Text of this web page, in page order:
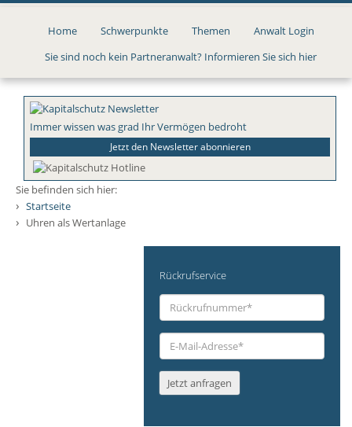
Direkt
Home Schwerpunkte Themen
Anwalt Login
Sie sind noch kein Partneranwalt? Informieren Sie sich hier
Immer wissen was grad Ihr Vermögen bedroht
Jetzt den Newsletter abonnieren
Sie befinden sich hier:
› Startseite
› Uhren als Wertanlage
Rückrufservice
Mail-
Adresse
Jetzt anfragen